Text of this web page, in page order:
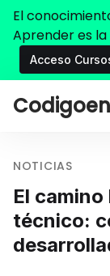
El
Aprender es
Acceso
NOTICIAS
El
técnico: